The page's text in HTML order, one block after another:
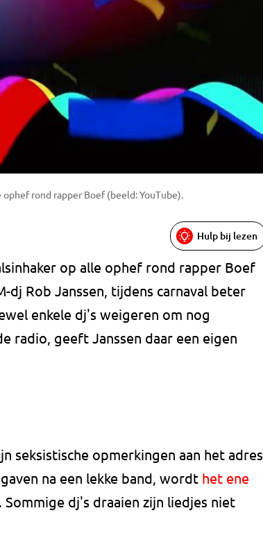
rond rapper Boef (beeld: YouTube).
Hulp bij lezen
op alle ophef rond rapper Boef
dj Rob Janssen, tijdens carnaval beter
enkele dj's weigeren om nog
radio, geeft Janssen daar een eigen
seksistische opmerkingen aan het adres
na een lekke band, wordt het ene
. Sommige dj's draaien zijn liedjes niet